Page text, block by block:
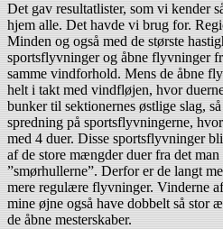
Det gav resultatlister, som vi kender
hjem alle. Det havde vi brug for.
Minden og også med de største
sportsflyvninger og åbne flyvninger
samme vindforhold. Mens de åbne
helt i takt med vindfløjen, hvor
bunker til sektionernes østlige slag,
spredning på sportsflyvningerne,
med 4 duer. Disse sportsflyvninger
af de store mængder duer fra det
”smørhullerne”. Derfor er de langt
mere regulære flyvninger. Vinderne
mine øjne også have dobbelt så stor
de åbne mesterskaber.